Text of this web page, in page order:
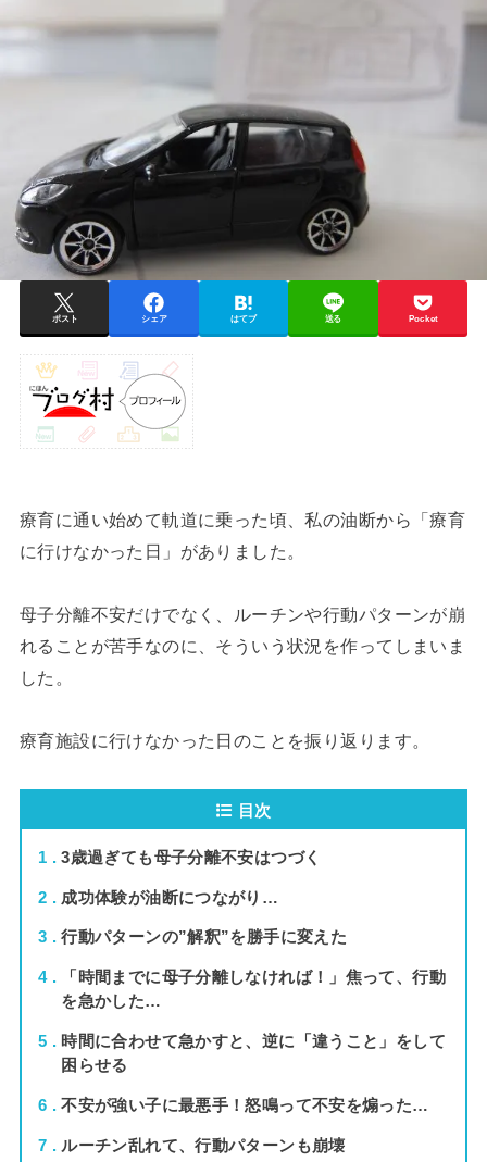
ポスト シェア はてブ 送る Pocket
療育に通い始めて軌道に乗った頃、私の油断から「療育
に行けなかった日」がありました。
母子分離不安だけでなく、ルーチンや行動パターンが崩
れることが苦手なのに、そういう状況を作ってしまいま
した。
療育施設に行けなかった日のことを振り返ります。
目次
1 3歳過ぎても母子分離不安はつづく
2 成功体験が油断につながり…
3 行動パターンの”解釈”を勝手に変えた
4
「時間までに母子分離しなければ！」焦って、行動
を急かした…
5
時間に合わせて急かすと、逆に「違うこと」をして
困らせる
6 不安が強い子に最悪手！怒鳴って不安を煽った…
7 ルーチン乱れて、行動パターンも崩壊